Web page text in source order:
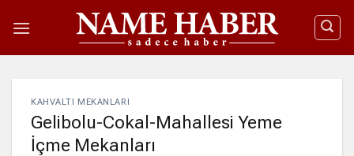
atla
KAHVALTI MEKANLARI
Gelibolu-Cokal-Mahallesi Yeme
İçme Mekanları